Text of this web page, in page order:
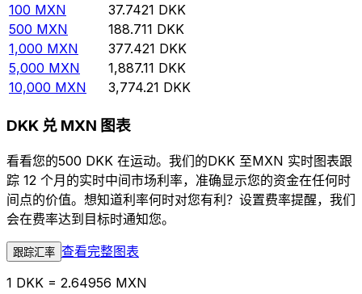
100 MXN 37.7421 DKK
500 MXN 188.711 DKK
1,000 MXN 377.421 DKK
5,000 MXN 1,887.11 DKK
10,000 MXN 3,774.21 DKK
DKK 兑 MXN 图表
看看您的500 DKK 在运动。我们的DKK 至MXN 实时图表跟
踪 12 个月的实时中间市场利率，准确显示您的资金在任何时
间点的价值。想知道利率何时对您有利？设置费率提醒，我们
会在费率达到目标时通知您。
跟踪汇率 查看完整图表
1 DKK = 2.64956 MXN